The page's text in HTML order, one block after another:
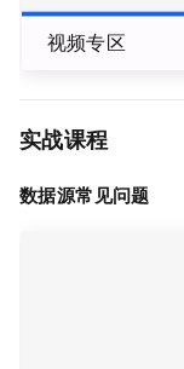
视频专区
实战课程
数据源常见问题